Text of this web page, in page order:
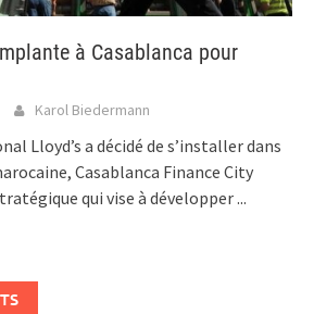
à Casablanca pour
Karol Biedermann
Lloyd’s a décidé de s’installer dans
Casablanca Finance City
qui vise à développer...